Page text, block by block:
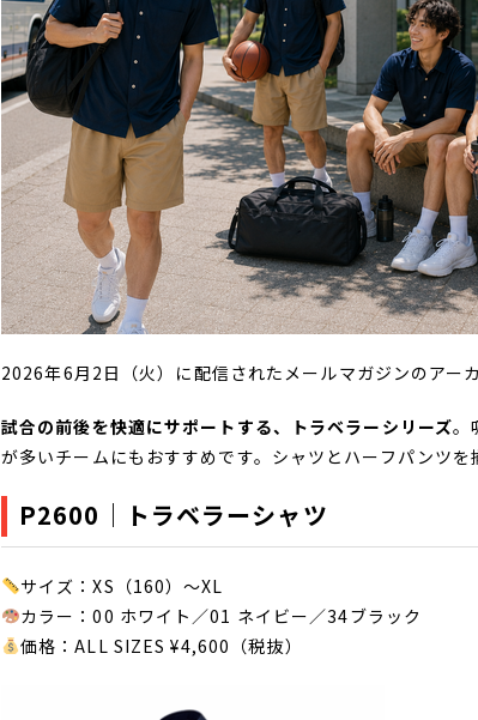
2026年6月2日（火）に配信されたメールマガジンのアー
試合の前後を快適にサポートする、トラベラーシリーズ。
が多いチームにもおすすめです。シャツとハーフパンツを
P2600｜トラベラーシャツ
サイズ：XS（160）～XL
カラー：00 ホワイト／01 ネイビー／34ブラック
価格：ALL SIZES ¥4,600（税抜）